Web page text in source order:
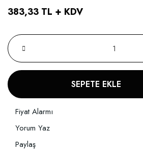
383,33 TL + KDV
SEPETE EKLE
Fiyat Alarmı
Yorum Yaz
Paylaş